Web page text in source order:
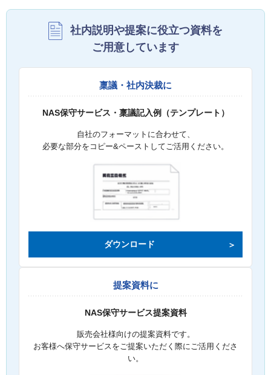
社内説明や提案に役立つ資料を
ご用意しています
稟議・社内決裁に
NAS保守サービス・稟議記入例（テンプレート）
自社のフォーマットに合わせて、
必要な部分をコピー&ペーストしてご活用ください。
ダウンロード
提案資料に
NAS保守サービス提案資料
販売会社様向けの提案資料です。
お客様へ保守サービスをご提案いただく際にご活用くださ
い。